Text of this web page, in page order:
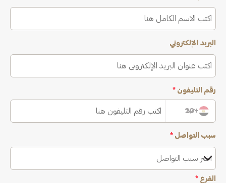
البريد الإلكتروني
رقم التليفون *
+20
سبب التواصل *
اختر سبب التواصل
الفرع *